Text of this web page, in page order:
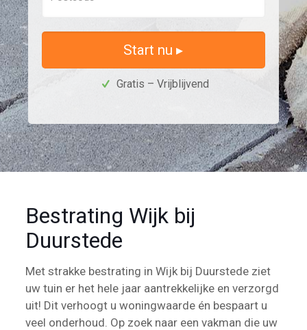
Start nu ▸
Gratis – Vrijblijvend
Bestrating Wijk bij
Duurstede
Met strakke bestrating in Wijk bij Duurstede ziet
uw tuin er het hele jaar aantrekkelijke en verzorgd
uit! Dit verhoogt u woningwaarde én bespaart u
veel onderhoud. Op zoek naar een vakman die uw